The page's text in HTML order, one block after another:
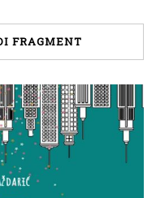
FRAGMENT